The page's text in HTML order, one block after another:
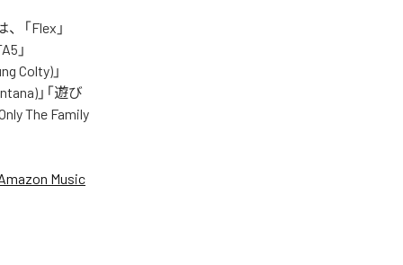
「Flex」
」
Colty)」
」「遊び
The Family
Music